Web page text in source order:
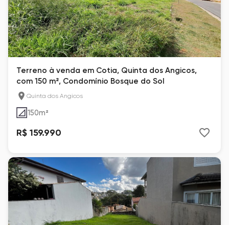
Terreno à venda em Cotia, Quinta dos Angicos,
com 150 m², Condomínio Bosque do Sol
Quinta dos Angicos
150m²
R$ 159.990